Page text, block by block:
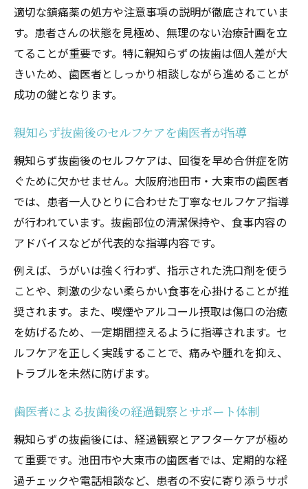
適切な鎮痛薬の処方や注意事項の説明が徹底されていま
す。患者さんの状態を見極め、無理のない治療計画を立
てることが重要です。特に親知らずの抜歯は個人差が大
きいため、歯医者としっかり相談しながら進めることが
成功の鍵となります。
親知らず抜歯後のセルフケアを歯医者が指導
親知らず抜歯後のセルフケアは、回復を早め合併症を防
ぐために欠かせません。大阪府池田市・大東市の歯医者
では、患者一人ひとりに合わせた丁寧なセルフケア指導
が行われています。抜歯部位の清潔保持や、食事内容の
アドバイスなどが代表的な指導内容です。
例えば、うがいは強く行わず、指示された洗口剤を使う
ことや、刺激の少ない柔らかい食事を心掛けることが推
奨されます。また、喫煙やアルコール摂取は傷口の治癒
を妨げるため、一定期間控えるように指導されます。セ
ルフケアを正しく実践することで、痛みや腫れを抑え、
トラブルを未然に防げます。
歯医者による抜歯後の経過観察とサポート体制
親知らずの抜歯後には、経過観察とアフターケアが極め
て重要です。池田市や大東市の歯医者では、定期的な経
過チェックや電話相談など、患者の不安に寄り添うサポ